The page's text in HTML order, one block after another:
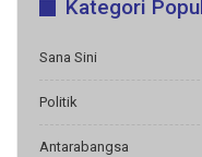
Kategori
Sana Sini
Politik
Antarabangsa